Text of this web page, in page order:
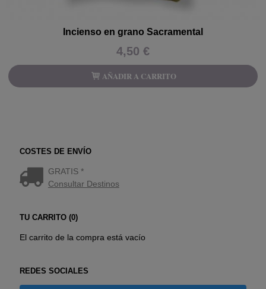
COSTES DE ENVÍO
GRATIS *
Consultar Destinos
TU CARRITO (0)
El carrito de la compra está vacío
REDES SOCIALES
Incienso en grano Sacramental
4,50 €
AÑADIR A CARRITO